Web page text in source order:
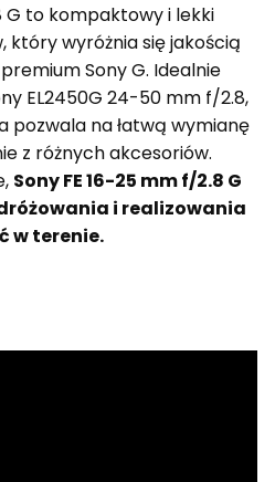
G to kompaktowy i lekki
wyróżnia się jakością
Sony G. Idealnie
EL2450G 24-50 mm f/2.8,
pozwala na łatwą wymianę
z różnych akcesoriów.
Sony FE 16-25 mm f/2.8 G
i realizowania
w terenie.